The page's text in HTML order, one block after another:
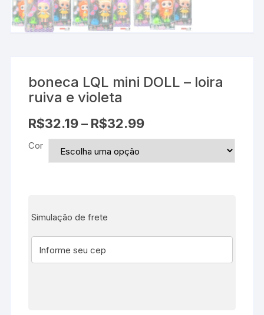
boneca LQL mini DOLL – loira
ruiva e violeta
R$32.19– R$32.99
Cor
Simulação de frete